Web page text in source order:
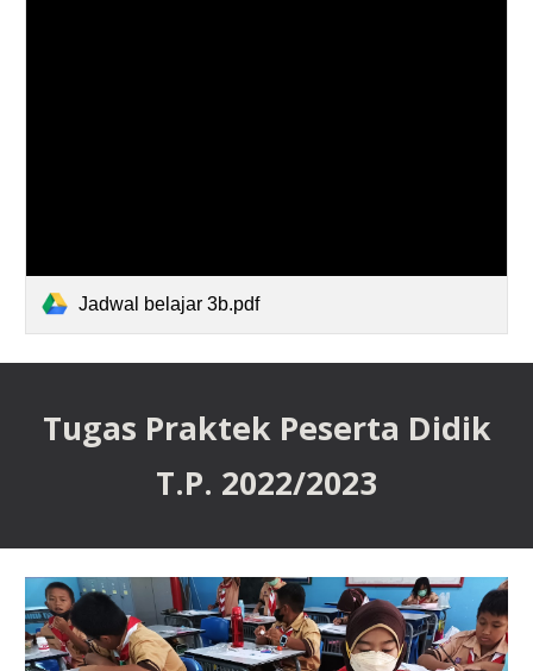
Jadwal belajar 3b.pdf
Tugas Praktek Peserta Didik
T.P. 2022/2023